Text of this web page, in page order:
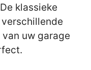
klassieke
uw garage